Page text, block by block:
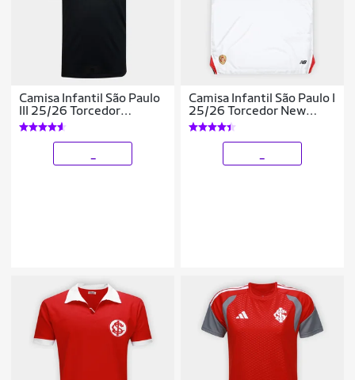
Camisa Infantil São Paulo
III 25/26 Torcedor
Comemorativa New
Balance
Camisa Infantil São Paulo I
25/26 Torcedor New
Balance